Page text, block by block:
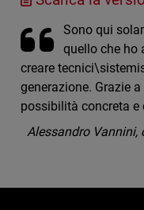
Sono qui
quello che ho
creare
generazione. Grazie
possibilità concreta e
Alessandro Vannini,